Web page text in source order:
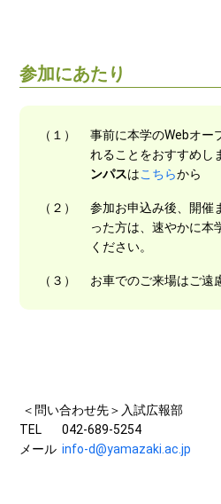
参加にあたり
（１）
事前に本学のWebオー
れることをおすすめし
ンパスはこちらから
（２）
参加お申込み後、開催
った方は、速やかに本
ください。
（３） お車でのご来場はご遠
＜問い合わせ先＞入試広報部
TEL 042-689-5254
メールinfo-d@yamazaki.ac.jp